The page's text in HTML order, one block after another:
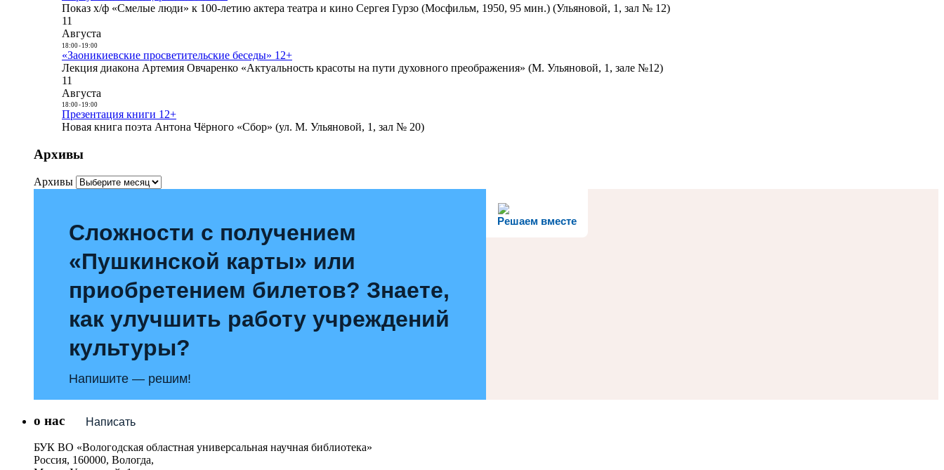
Показ х/ф «Смелые люди» к 100-летию актера театра и кино Сергея Гурзо (Мосфильм, 1950, 95 мин.) (Ульяновой, 1, зал № 12)
11
Августа
18:00- 19:00
«Заоникиевские просветительские беседы» 12+
Лекция диакона Артемия Овчаренко «Актуальность красоты на пути духовного преображения» (М. Ульяновой, 1, зале №12)
11
Августа
18:00- 19:00
Презентация книги 12+
Новая книга поэта Антона Чёрного «Сбор» (ул. М. Ульяновой, 1, зал № 20)
Архивы
Архивы
Решаем вместе
Сложности с получением
«Пушкинской карты» или
приобретением билетов? Знаете,
как улучшить работу учреждений
культуры?
Напишите — решим!
Написать
о нас
БУК ВО «Вологодская областная универсальная научная библиотека»
Россия, 160000, Вологда,